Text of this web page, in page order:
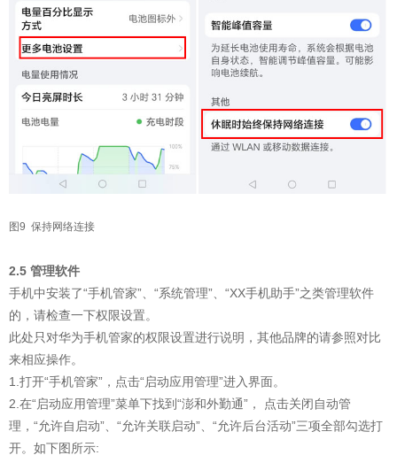
图9 保持网络连接
2.5 管理软件
手机中安装了“手机管家”、“系统管理”、“XX手机助手”之类管理软件
的，请检查一下权限设置。
此处只对华为手机管家的权限设置进行说明，其他品牌的请参照对比
来相应操作。
1.打开“手机管家”，点击“启动应用管理”进入界面。
2.在“启动应用管理”菜单下找到“澎和外勤通”， 点击关闭自动管
理，“允许自启动”、“允许关联启动”、“允许后台活动”三项全部勾选打
开。如下图所示: